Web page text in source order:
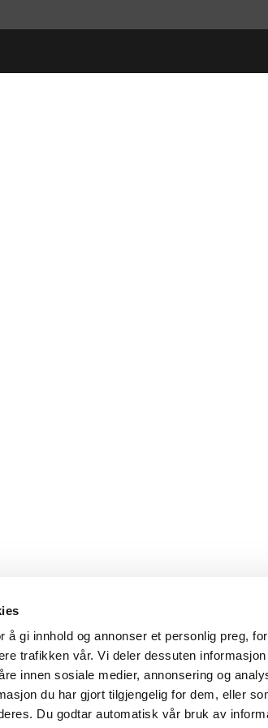
å gi innhold og annonser et personlig preg,
trafikken vår. Vi deler dessuten
innen sosiale medier, annonsering og
du har gjort tilgjengelig for dem, eller
Du godtar automatisk vår bruk av